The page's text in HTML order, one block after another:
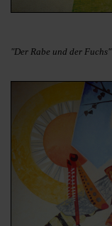
"Der Rabe und der Fuchs"